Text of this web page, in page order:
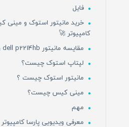
فایل
خرید مانیتور استوک و مینی
کامپیوتر 🚀
مقایسه مانیتور dell p2214hb و hp z221i
لپتاپ استوک چیست؟
مانیتور استوک چیست ؟
مینی کیس چیست؟
مهم
معرفی ویدیویی پارسا کامپیوتر